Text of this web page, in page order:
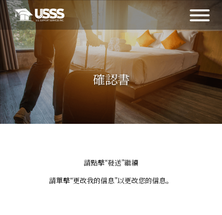
確認書
請點擊“發送”繼續
請單擊“更改我的信息”以更改您的信息。